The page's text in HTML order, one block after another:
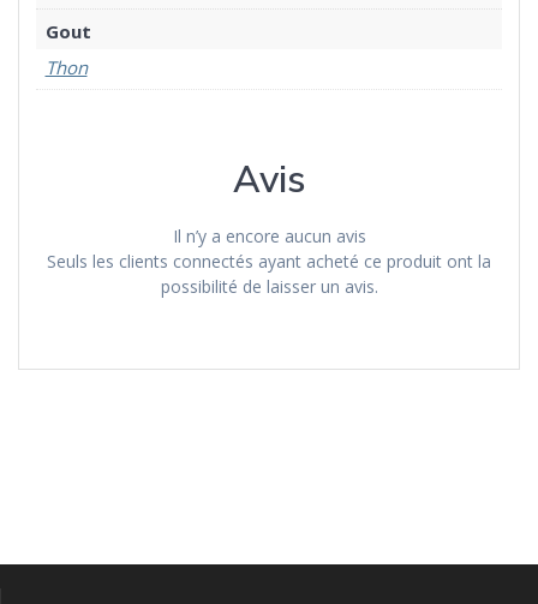
Gout
Thon
Avis
Il n’y a encore aucun avis
Seuls les clients connectés ayant acheté ce produit ont la
possibilité de laisser un avis.